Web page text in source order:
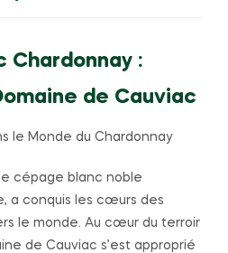
Chardonnay :
de Cauviac
le Monde du Chardonnay
cépage blanc noble
a conquis les cœurs des
le monde. Au cœur du terroir
de Cauviac s’est approprié